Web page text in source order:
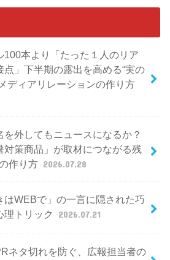
100本より「たった１人のリア
点」下半期の露出を高める“実の
ディアリレーションの作り方
を外してもニュースになるか？
対策商品」が取材につながる残
作り方 2026.07.28
はWEBで」の一言に隠された巧
理トリック
2026.07.21
ネタ切れを防ぐ、広報担当者の